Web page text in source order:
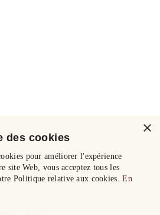
×
des cookies
pour améliorer l'expérience
site Web, vous acceptez tous les
Politique relative aux cookies.En